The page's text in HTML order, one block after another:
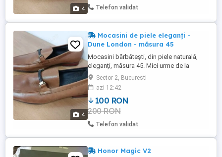
4
negociabil. Predare personală în
Telefon validat
4
Mocasini de piele eleganți -
Dune London - măsura 45
Mocasini bărbătești, din piele naturală,
eleganți, măsura 45. Mici urme de la
probat Culoare maro, elegantă, ușor de
asortat. Lungimea pantofului la interior: 29
cm Talpa și toc din material durabil cu
înălțimea de 2cm MADE IN INDIA Preț ușor
negociabil. Predare personală în
București-Ilfov sau ...
Sector 2, Bucuresti
azi 12:42
100 RON
200 RON
Telefon validat
Honor Magic V2